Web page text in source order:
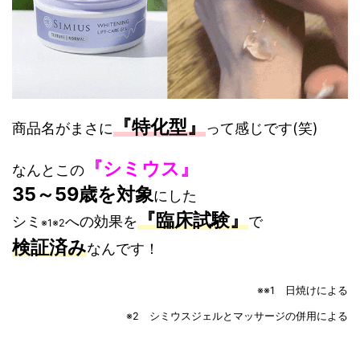
商品名がまさに『特化型』って感じです(笑)
なんとこの
『シミウス』
35～59歳を対象にした
シミ ※1※2への効果を『臨床試験』で
検証済みなんです！
※※1 日焼けによる
※2 シミウスジェルとマッサージの併用による